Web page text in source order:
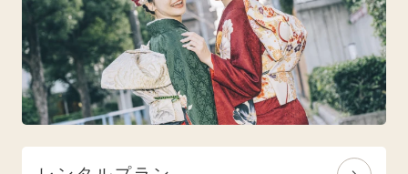
オリジナルブランド
人気モデルブランド